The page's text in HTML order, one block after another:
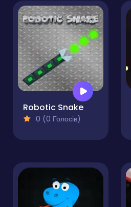
Robotic Snake
0 (0 Голосів)